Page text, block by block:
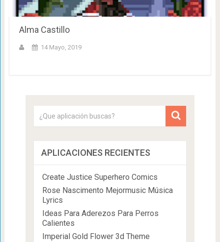
Alma Castillo
14 Mayo, 2019
APLICACIONES RECIENTES
Create Justice Superhero Comics
Rose Nascimento Mejormusic Música
Lyrics
Ideas Para Aderezos Para Perros
Calientes
Imperial Gold Flower 3d Theme